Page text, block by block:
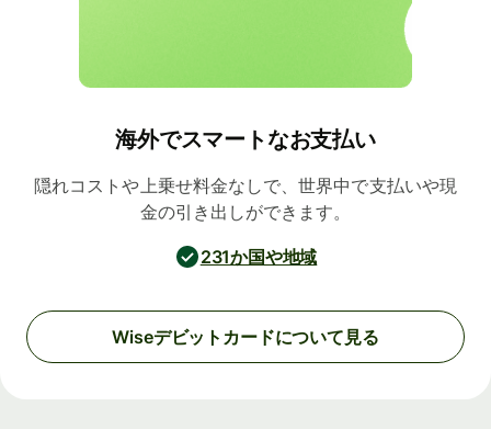
海外でスマートなお支払い
隠れコストや上乗せ料金なしで、世界中で支払いや現
金の引き出しができます。
231か国や地域
Wiseデビットカードについて見る